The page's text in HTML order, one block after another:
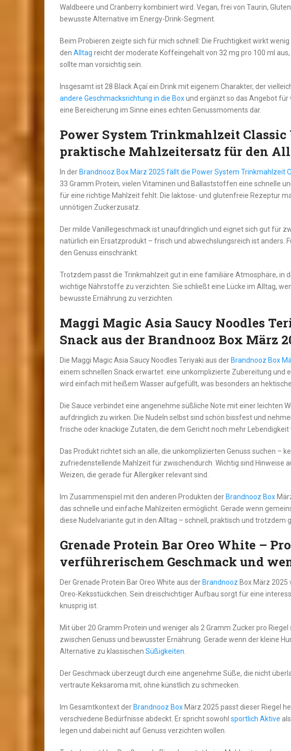
Waldbeere und Cranberry kombiniert wird. Vegan, frei von Taurin,
bewusste Alternative im Energy-Drink-Segment.
Beim Probieren zeigte sich für mich schnell: Die Fruchtigkeit wirkt
den Alltag reicht der moderate Koffeingehalt von 32 mg pro 100 ml
sollte man vorsichtig sein.
Insgesamt ist 28 Black Açaí ein Drink mit eigenem Charakter, der
andere Geschmacksrichtung in die Boxund ergänzt so das Angebot
eine Bereicherung im Sinne eines echten Genussmoments dar.
Power System Trinkmahlzeit
praktische Mahlzeitersatz für den
In der Brandnooz Box März 2025 fällt die Power System Trinkmahlzeit
33 Gramm Protein, vielen Vitaminen und Ballaststoffen eine schnelle
für eine richtige Mahlzeit fehlt. Die laktose- und glutenfreie Rezeptur
unnötigen Zuckerzusatz.
Der milde Vanillegeschmack ist unaufdringlich und eignet sich gut für
natürlich ein Ersatzprodukt – frisch und abwechslungsreich ist anders.
den Genuss einschränkt.
Trotzdem passt die Trinkmahlzeit gut in eine familiäre Atmosphäre, in
wichtige Nährstoffe zu verzichten. Sie schließt eine Lücke im Alltag,
bewusste Ernährung zu verzichten.
Maggi Magic Asia Saucy Noodles
Snack aus der Brandnooz Box März
Die Maggi Magic Asia Saucy Noodles Teriyaki aus der Brandnooz Box
einem schnellen Snack erwartet: eine unkomplizierte Zubereitung und
wird einfach mit heißem Wasser aufgefüllt, was besonders an
Die Sauce verbindet eine angenehme süßliche Note mit einer leichten
aufdringlich zu wirken. Die Nudeln selbst sind schön bissfest und
frische oder knackige Zutaten, die dem Gericht noch mehr Lebendigkeit
Das Produkt richtet sich an alle, die unkomplizierten Genuss suchen –
zufriedenstellende Mahlzeit für zwischendurch. Wichtig sind Hinweise
Weizen, die gerade für Allergiker relevant sind.
Im Zusammenspiel mit den anderen Produkten der Brandnooz Box
das schnelle und einfache Mahlzeiten ermöglicht. Gerade wenn
diese Nudelvariante gut in den Alltag – schnell, praktisch und trotzdem
Grenade Protein Bar Oreo White –
verführerischem Geschmack und
Der Grenade Protein Bar Oreo White aus der Brandnooz Box März
Oreo-Keksstückchen. Sein dreischichtiger Aufbau sorgt für eine
knusprig ist.
Mit über 20 Gramm Protein und weniger als 2 Gramm Zucker pro
zwischen Genuss und bewusster Ernährung. Gerade wenn der kleine
Alternative zu klassischen Süßigkeiten
Der Geschmack überzeugt durch eine angenehme Süße, die nicht
vertraute Keksaroma mit, ohne künstlich zu schmecken.
Im Gesamtkontext der Brandnooz Box März 2025 passt dieser Riegel
verschiedene Bedürfnisse abdeckt. Er spricht sowohl sportlich Aktive
legen und dabei nicht auf Genuss verzichten wollen.